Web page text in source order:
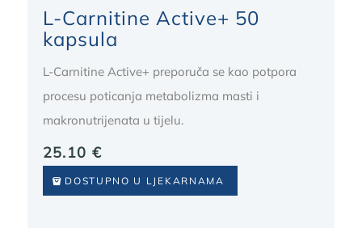
L-Carnitine Active+ 50
kapsula
L-Carnitine Active+ preporuča se kao potpora
procesu poticanja metabolizma masti i
makronutrijenata u tijelu.
25.10€
DOSTUPNO U LJEKARNAMA